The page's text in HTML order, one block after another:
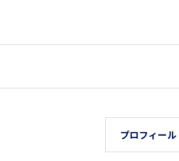
プロフィー